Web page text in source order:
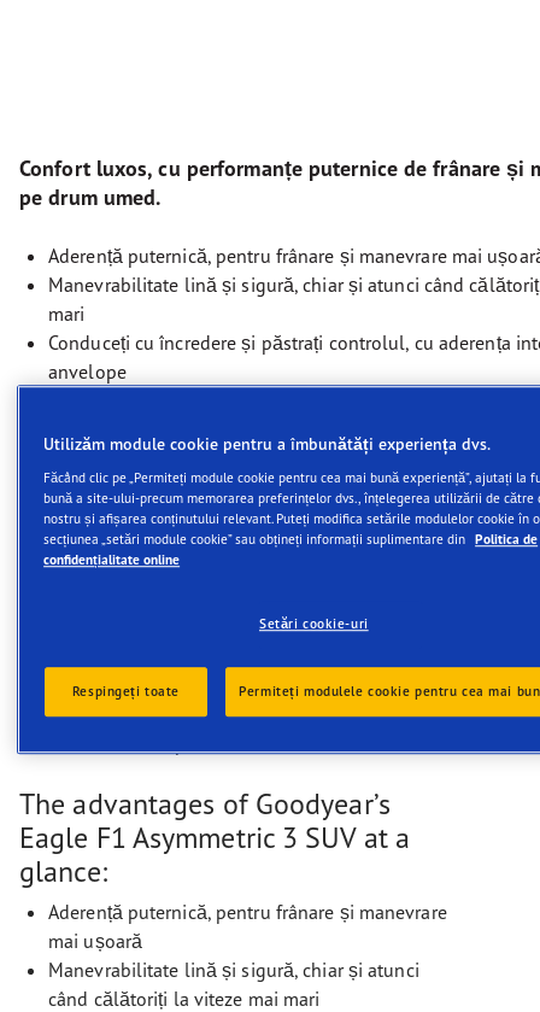
Confort luxos, cu performanțe puternice de frânare și
pe drum umed.
Aderență puternică, pentru frânare și manevrare mai
Manevrabilitate lină și sigură, chiar și atunci când
mari
Conduceți cu încredere și păstrați controlul, cu aderența
anvelope
Descriere
puternice de frânare și
manevrabilitate pe drum umed.
Confort luxos, cu performanțe puternice de frânare
The advantages of Goodyear’s
Eagle F1 Asymmetric 3 SUV at a
glance:
Aderență puternică, pentru frânare și manevrare
mai ușoară
Manevrabilitate lină și sigură, chiar și atunci
când călătoriți la viteze mai mari
Utilizăm module cookie pentru a îmbunătăți experiența dvs.
Făcând clic pe „Permiteți module cookie pentru cea mai bună experiență”, ajutați la
bună a site-ului-precum memorarea preferințelor dvs., înțelegerea utilizării de către
nostru și afișarea conținutului relevant. Puteți modifica setările modulelor cookie în
secțiunea „setări module cookie” sau obțineți informații suplimentare din Politica de
confidențialitate online
Setări cookie-uri
Respingeți toate Permiteți modulele cookie pentru cea mai